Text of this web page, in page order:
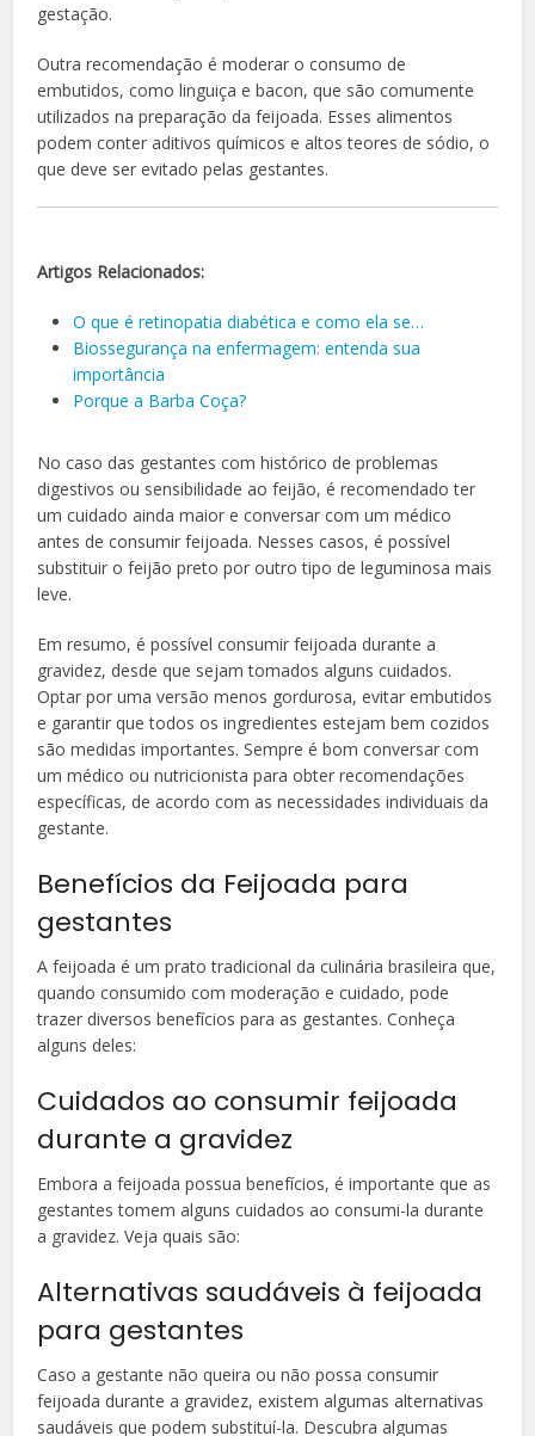
gestação.
Outra recomendação é moderar o consumo de
embutidos, como linguiça e bacon, que são comumente
utilizados na preparação da feijoada. Esses alimentos
podem conter aditivos químicos e altos teores de sódio, o
que deve ser evitado pelas gestantes.
Artigos Relacionados:
O que é retinopatia diabética e como ela se…
Biossegurança na enfermagem: entenda sua
importância
Porque a Barba Coça?
No caso das gestantes com histórico de problemas
digestivos ou sensibilidade ao feijão, é recomendado ter
um cuidado ainda maior e conversar com um médico
antes de consumir feijoada. Nesses casos, é possível
substituir o feijão preto por outro tipo de leguminosa mais
leve.
Em resumo, é possível consumir feijoada durante a
gravidez, desde que sejam tomados alguns cuidados.
Optar por uma versão menos gordurosa, evitar embutidos
e garantir que todos os ingredientes estejam bem cozidos
são medidas importantes. Sempre é bom conversar com
um médico ou nutricionista para obter recomendações
específicas, de acordo com as necessidades individuais da
gestante.
Benefícios da Feijoada para
gestantes
A feijoada é um prato tradicional da culinária brasileira que,
quando consumido com moderação e cuidado, pode
trazer diversos benefícios para as gestantes. Conheça
alguns deles:
Cuidados ao consumir feijoada
durante a gravidez
Embora a feijoada possua benefícios, é importante que as
gestantes tomem alguns cuidados ao consumi-la durante
a gravidez. Veja quais são:
Alternativas saudáveis à feijoada
para gestantes
Caso a gestante não queira ou não possa consumir
feijoada durante a gravidez, existem algumas alternativas
saudáveis que podem substituí-la. Descubra algumas